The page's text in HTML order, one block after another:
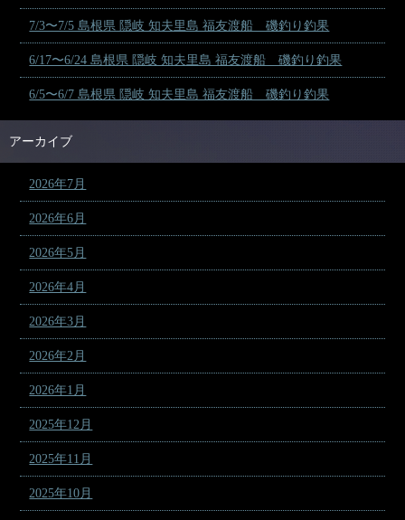
7/3〜7/5 島根県 隠岐 知夫里島 福友渡船 磯釣り釣果
6/17〜6/24 島根県 隠岐 知夫里島 福友渡船 磯釣り釣果
6/5〜6/7 島根県 隠岐 知夫里島 福友渡船 磯釣り釣果
アーカイブ
2026年7月
2026年6月
2026年5月
2026年4月
2026年3月
2026年2月
2026年1月
2025年12月
2025年11月
2025年10月